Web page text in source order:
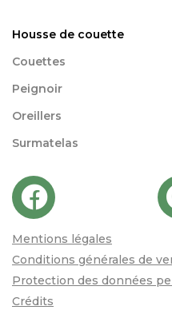
Housse de couette
Couettes
Peignoir
Oreillers
Surmatelas
Mentions légales
Conditions générales de
Protection des données
Crédits